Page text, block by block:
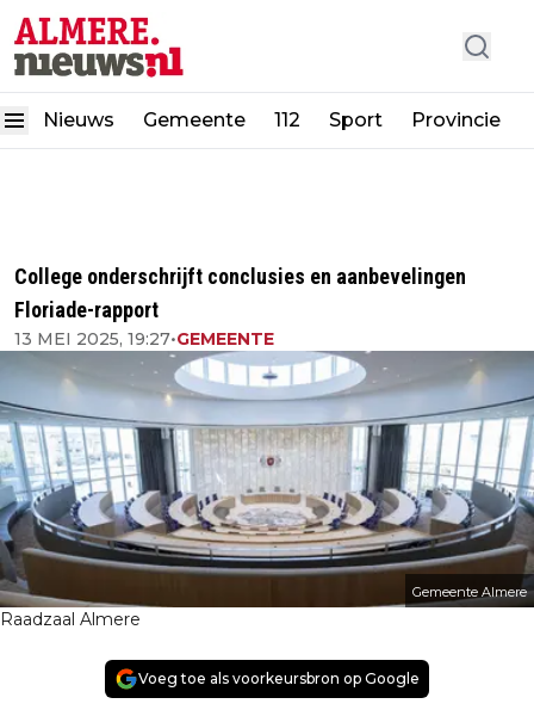
Nieuws Gemeente 112 Sport Provincie
College onderschrijft conclusies en aanbevelingen
Floriade-rapport
13 MEI 2025, 19:27•GEMEENTE
Gemeente Almere
Raadzaal Almere
Voeg toe als voorkeursbron op Google